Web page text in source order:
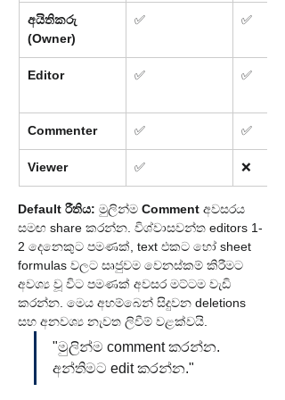
අයිතිකරු
(Owner)
✅ ✅
Editor ✅ ✅
Commenter ✅ ✅
Viewer ✅ ❌
Default රීතිය: මුලින්ම Comment අවසරය
සමඟ share කරන්න. විශ්වාසවන්ත editors 1-
2 දෙනෙකුට පමණක්, text එකට හෝ sheet
formulas වලට සෘජුවම වෙනස්කම් කිරීමට
අවශ්‍ය වූ විට පමණක් අවසර මට්ටම වැඩි
කරන්න. මෙය අහම්බෙන් සිදුවන deletions
සහ අනවශ්‍ය නැවත ලිවීම් වළක්වයි.
"මුලින්ම comment කරන්න.
අන්තිමට edit කරන්න."